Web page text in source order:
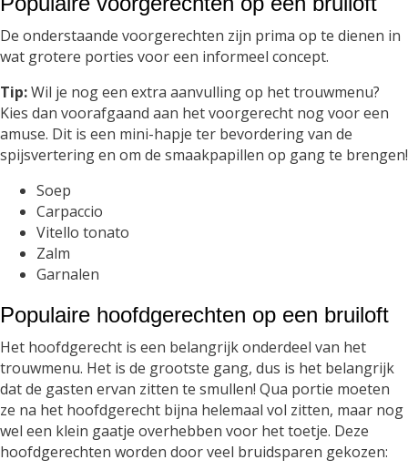
De onderstaande voorgerechten zijn prima op te dienen in
wat grotere porties voor een informeel concept.
Tip:Wil je nog een extra aanvulling op het trouwmenu?
Kies dan voorafgaand aan het voorgerecht nog voor een
amuse. Dit is een mini-hapje ter bevordering van de
spijsvertering en om de smaakpapillen op gang te brengen!
Soep
Carpaccio
Vitello tonato
Zalm
Garnalen
Populaire hoofdgerechten op een bruiloft
Het hoofdgerecht is een belangrijk onderdeel van het
trouwmenu. Het is de grootste gang, dus is het belangrijk
dat de gasten ervan zitten te smullen! Qua portie moeten
ze na het hoofdgerecht bijna helemaal vol zitten, maar nog
wel een klein gaatje overhebben voor het toetje. Deze
hoofdgerechten worden door veel bruidsparen gekozen: